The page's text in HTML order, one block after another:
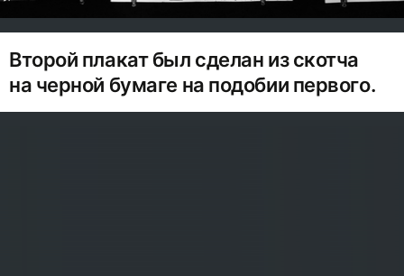
Второй плакат был сделан из скотча
на черной бумаге на подобии первого.